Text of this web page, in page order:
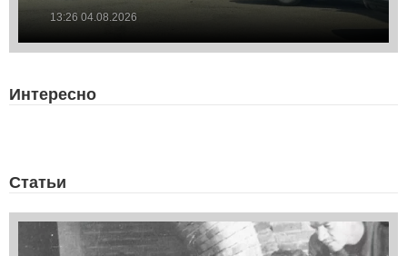
13:26 04.08.2026
Интересно
Статьи